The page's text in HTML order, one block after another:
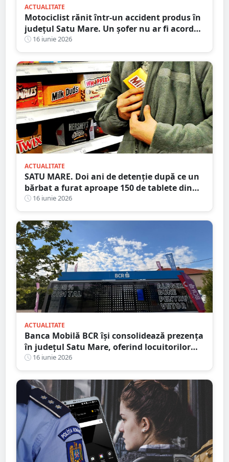
ACTUALITATE
Motociclist rănit într-un accident produs în
județul Satu Mare. Un șofer nu ar fi acordat
prioritate
16 iunie 2026
ACTUALITATE
SATU MARE. Doi ani de detenție după ce un
bărbat a furat aproape 150 de tablete din
Profi16 iunie 2026
ACTUALITATE
Banca Mobilă BCR își consolidează prezența
în județul Satu Mare, oferind locuitorilor
acces mai facil la servicii financiare și
soluții tehnologice
16 iunie 2026